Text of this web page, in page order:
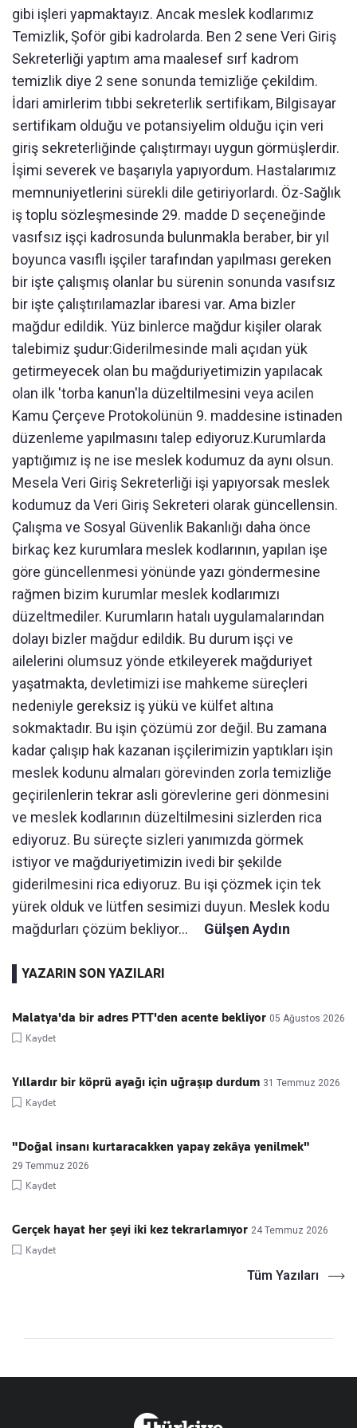
gibi işleri yapmaktayız. Ancak meslek kodlarımız
Temizlik, Şoför gibi kadrolarda. Ben 2 sene Veri Giriş
Sekreterliği yaptım ama maalesef sırf kadrom
temizlik diye 2 sene sonunda temizliğe çekildim.
İdari amirlerim tıbbi sekreterlik sertifikam, Bilgisayar
sertifikam olduğu ve potansiyelim olduğu için veri
giriş sekreterliğinde çalıştırmayı uygun görmüşlerdir.
İşimi severek ve başarıyla yapıyordum. Hastalarımız
memnuniyetlerini sürekli dile getiriyorlardı. Öz-Sağlık
iş toplu sözleşmesinde 29. madde D seçeneğinde
vasıfsız işçi kadrosunda bulunmakla beraber, bir yıl
boyunca vasıflı işçiler tarafından yapılması gereken
bir işte çalışmış olanlar bu sürenin sonunda vasıfsız
bir işte çalıştırılamazlar ibaresi var. Ama bizler
mağdur edildik. Yüz binlerce mağdur kişiler olarak
talebimiz şudur:Giderilmesinde mali açıdan yük
getirmeyecek olan bu mağduriyetimizin yapılacak
olan ilk 'torba kanun'la düzeltilmesini veya acilen
Kamu Çerçeve Protokolünün 9. maddesine istinaden
düzenleme yapılmasını talep ediyoruz.Kurumlarda
yaptığımız iş ne ise meslek kodumuz da aynı olsun.
Mesela Veri Giriş Sekreterliği işi yapıyorsak meslek
kodumuz da Veri Giriş Sekreteri olarak güncellensin.
Çalışma ve Sosyal Güvenlik Bakanlığı daha önce
birkaç kez kurumlara meslek kodlarının, yapılan işe
göre güncellenmesi yönünde yazı göndermesine
rağmen bizim kurumlar meslek kodlarımızı
düzeltmediler. Kurumların hatalı uygulamalarından
dolayı bizler mağdur edildik. Bu durum işçi ve
ailelerini olumsuz yönde etkileyerek mağduriyet
yaşatmakta, devletimizi ise mahkeme süreçleri
nedeniyle gereksiz iş yükü ve külfet altına
sokmaktadır. Bu işin çözümü zor değil. Bu zamana
kadar çalışıp hak kazanan işçilerimizin yaptıkları işin
meslek kodunu almaları görevinden zorla temizliğe
geçirilenlerin tekrar asli görevlerine geri dönmesini
ve meslek kodlarının düzeltilmesini sizlerden rica
ediyoruz. Bu süreçte sizleri yanımızda görmek
istiyor ve mağduriyetimizin ivedi bir şekilde
giderilmesini rica ediyoruz. Bu işi çözmek için tek
yürek olduk ve lütfen sesimizi duyun. Meslek kodu
mağdurları çözüm bekliyor… Gülşen Aydın
YAZARIN SON YAZILARI
Malatya'da bir adres PTT'den acente bekliyor 05 Ağustos 2026
Kaydet
Yıllardır bir köprü ayağı için uğraşıp durdum 31 Temmuz 2026
Kaydet
"Doğal insanı kurtaracakken yapay zekâya yenilmek"
29 Temmuz 2026
Kaydet
Gerçek hayat her şeyi iki kez tekrarlamıyor 24 Temmuz 2026
Kaydet
Tüm Yazıları